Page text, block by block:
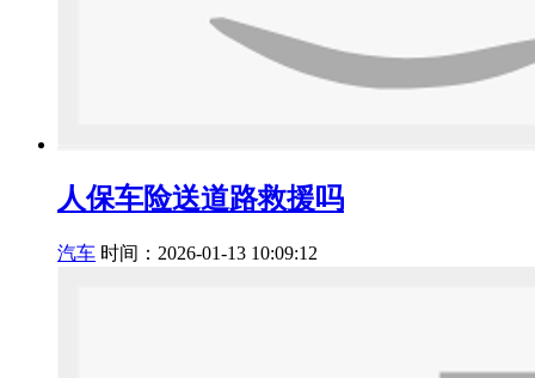
人保车险送道路救援吗
汽车 时间：2026-01-13 10:09:12